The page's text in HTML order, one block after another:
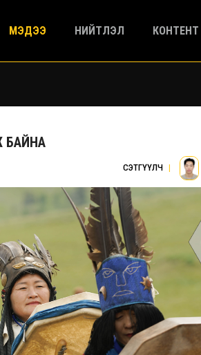
МЭДЭЭ НИЙТЛЭЛ КОНТЕНТ
БАЙНА
СЭТГҮҮЛЧ |